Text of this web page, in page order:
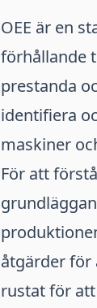
OEE är en
förhållande
prestanda
identifiera
maskiner
För att
åtgärder för
rustat för